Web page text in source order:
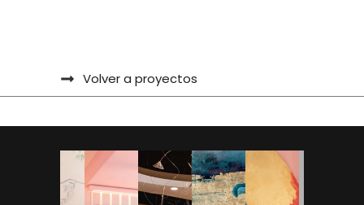
Volver a proyectos